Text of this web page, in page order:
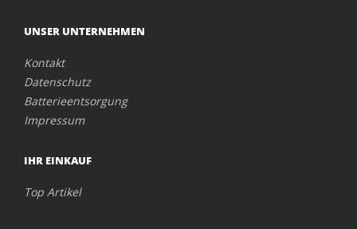
UNSER UNTERNEHMEN
Kontakt
Datenschutz
Batterieentsorgung
Impressum
IHR EINKAUF
Top Artikel